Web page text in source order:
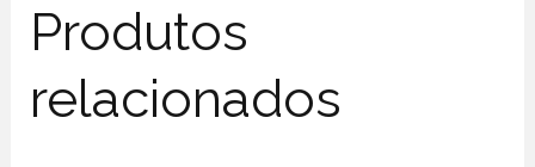
Produtos
relacionados